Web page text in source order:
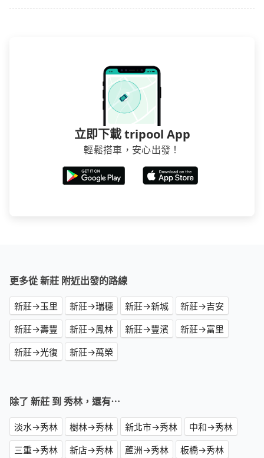
立即下載 tripool App
輕鬆搭車，安心出發！
更多從 新莊 附近出發的路線
新莊→玉里 新莊→瑞穗 新莊→新城
新莊→吉安
新莊→壽豐
新莊→鳳林 新莊→豐濱
新莊→富里
新莊→光復
新莊→萬榮
除了 新莊 到 秀林，還有⋯
淡水→秀林 樹林→秀林 新北市→秀林
中和→秀林
三重→秀林
新店→秀林 蘆洲→秀林
板橋→秀林